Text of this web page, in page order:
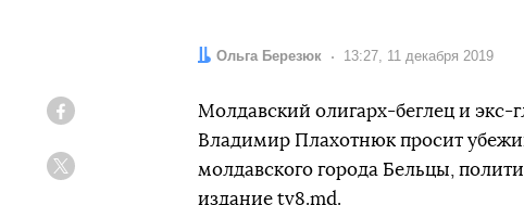
Автор:
Ольга Березюк Дата:
13:27, 11 декабря 2019
Молдавский олигарх-беглец и
Владимир Плахотнюк просит
молдавского города Бельцы,
издание tv8.md .